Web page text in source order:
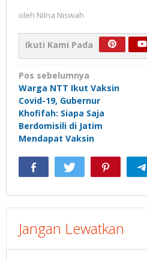
oleh Nilna Niswah
Ikuti Kami Pada
Navigasi
pos
Pos sebelumnya
Warga NTT Ikut Vaksin
Covid-19, Gubernur
Khofifah: Siapa Saja
Berdomisili di Jatim
Mendapat Vaksin
Jangan Lewatkan